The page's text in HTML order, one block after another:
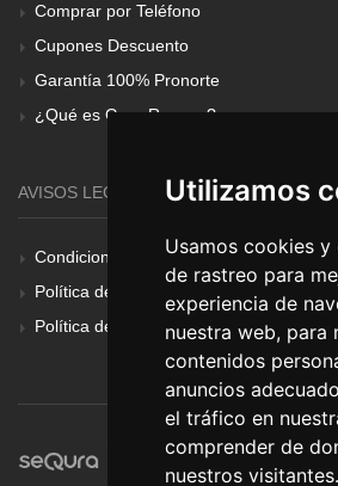
Utilizamos
Usamos cookies
de rastreo para
experiencia de
nuestra web, para
contenidos
anuncios
el tráfico en
comprender de
nuestros visitantes.
Comprar por Teléfono
Cupones Descuento
Garantía 100% Pronorte
¿Qué es Gear Renove?
AVISOS LEGALES
Condiciones Generales
Política de Cookies
Política de Privacidad